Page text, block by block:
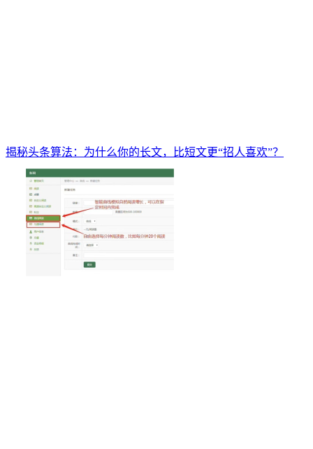
揭秘头条算法：为什么你的长文，比短文更“招人喜欢”？